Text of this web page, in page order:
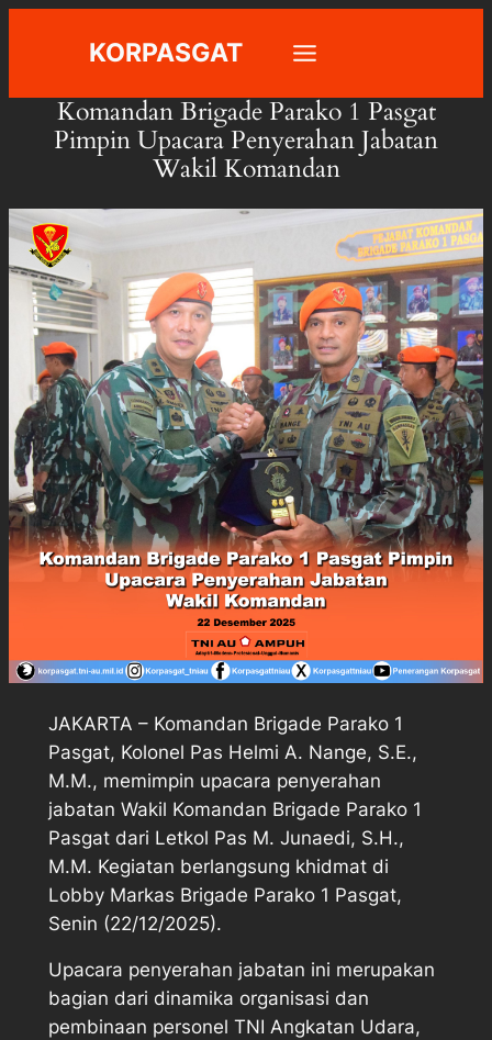
KORPASGAT
Komandan Brigade Parako 1 Pasgat
Pimpin Upacara Penyerahan Jabatan
Wakil Komandan
JAKARTA – Komandan Brigade Parako 1
Pasgat, Kolonel Pas Helmi A. Nange, S.E.,
M.M., memimpin upacara penyerahan
jabatan Wakil Komandan Brigade Parako 1
Pasgat dari Letkol Pas M. Junaedi, S.H.,
M.M. Kegiatan berlangsung khidmat di
Lobby Markas Brigade Parako 1 Pasgat,
Senin (22/12/2025).
Upacara penyerahan jabatan ini merupakan
bagian dari dinamika organisasi dan
pembinaan personel TNI Angkatan Udara,